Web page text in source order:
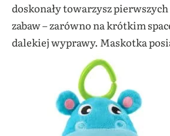
doskonały towarzysz
zabaw – zarówno na krótkim
dalekiej wyprawy. Maskotka